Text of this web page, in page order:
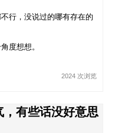
行，没说过的哪有存在的
度想想。
2024 次浏览
，有些话没好意思